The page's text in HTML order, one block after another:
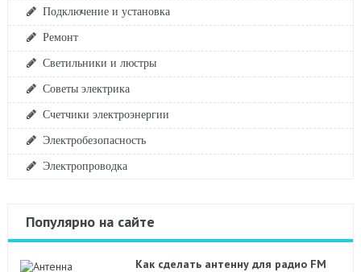
Подключение и установка
Ремонт
Светильники и люстры
Советы электрика
Счетчики электроэнергии
Электробезопасность
Электропроводка
Популярно на сайте
Как сделать антенну для радио FM